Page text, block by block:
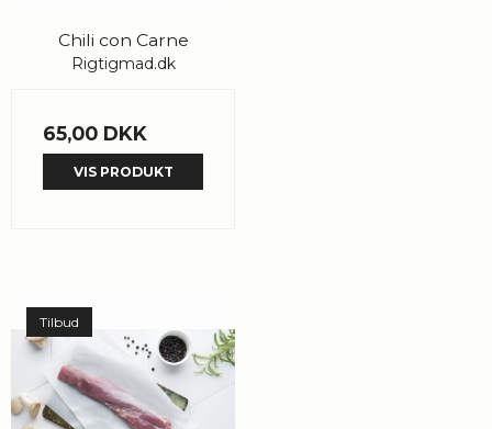
Chili con Carne
Rigtigmad.dk
65,00 DKK
VIS PRODUKT
Tilbud